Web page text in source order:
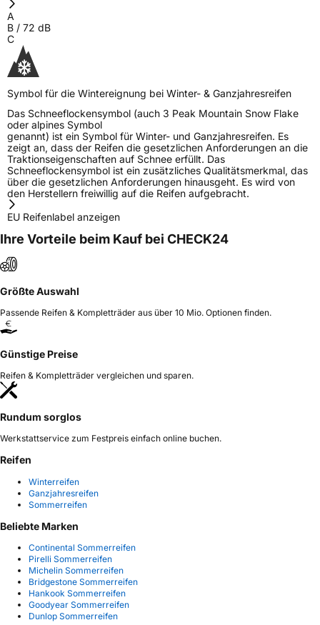
A
B / 72 dB
C
Symbol für die Wintereignung bei Winter- & Ganzjahresreifen
Das Schneeflockensymbol (auch 3 Peak Mountain Snow Flake
oder alpines Symbol
genannt) ist ein Symbol für Winter- und Ganzjahresreifen. Es
zeigt an, dass der Reifen die gesetzlichen Anforderungen an die
Traktionseigenschaften auf Schnee erfüllt. Das
Schneeflockensymbol ist ein zusätzliches Qualitätsmerkmal, das
über die gesetzlichen Anforderungen hinausgeht. Es wird von
den Herstellern freiwillig auf die Reifen aufgebracht.
EU Reifenlabel anzeigen
Ihre Vorteile beim Kauf bei CHECK24
Größte Auswahl
Passende Reifen & Kompletträder aus über 10 Mio. Optionen finden.
Günstige Preise
Reifen & Kompletträder vergleichen und sparen.
Rundum sorglos
Werkstattservice zum Festpreis einfach online buchen.
Reifen
Winterreifen
Ganzjahresreifen
Sommerreifen
Beliebte Marken
Continental Sommerreifen
Pirelli Sommerreifen
Michelin Sommerreifen
Bridgestone Sommerreifen
Hankook Sommerreifen
Goodyear Sommerreifen
Dunlop Sommerreifen